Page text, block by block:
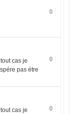
0
0
cas je
pas étre
0
cas je